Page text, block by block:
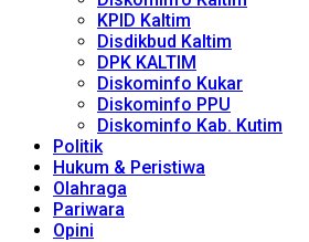
KPID Kaltim
Disdikbud Kaltim
DPK KALTIM
Diskominfo Kukar
Diskominfo PPU
Diskominfo Kab. Kutim
Politik
Hukum & Peristiwa
Olahraga
Pariwara
Opini